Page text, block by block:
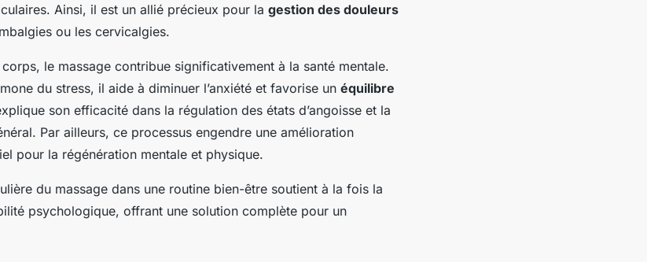
Ainsi, il est un allié précieux pour la gestion des douleurs
ou les cervicalgies.
le massage contribue significativement à la santé mentale.
du stress, il aide à diminuer l’anxiété et favorise un équilibre
son efficacité dans la régulation des états d’angoisse et la
Par ailleurs, ce processus engendre une amélioration
pour la régénération mentale et physique.
du massage dans une routine bien-être soutient à la fois la
psychologique, offrant une solution complète pour un